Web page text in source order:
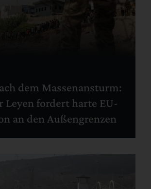
dem Massenansturm:
Leyen fordert harte EU-
an den Außengrenzen